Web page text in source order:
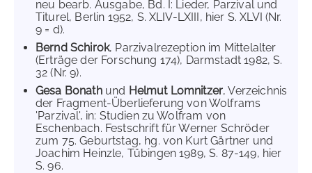
neu bearb. Ausgabe, Bd. I: Lieder, Parzival und
Titurel, Berlin 1952, S. XLIV-LXIII, hier S. XLVI (Nr.
9 = d).
Bernd Schirok, Parzivalrezeption im Mittelalter
(Erträge der Forschung 174), Darmstadt 1982, S.
32 (Nr. 9).
Gesa Bonathund Helmut Lomnitzer, Verzeichnis
der Fragment-Überlieferung von Wolframs
'Parzival', in: Studien zu Wolfram von
Eschenbach. Festschrift für Werner Schröder
zum 75. Geburtstag, hg. von Kurt Gärtner und
Joachim Heinzle, Tübingen 1989, S. 87-149, hier
S. 96.